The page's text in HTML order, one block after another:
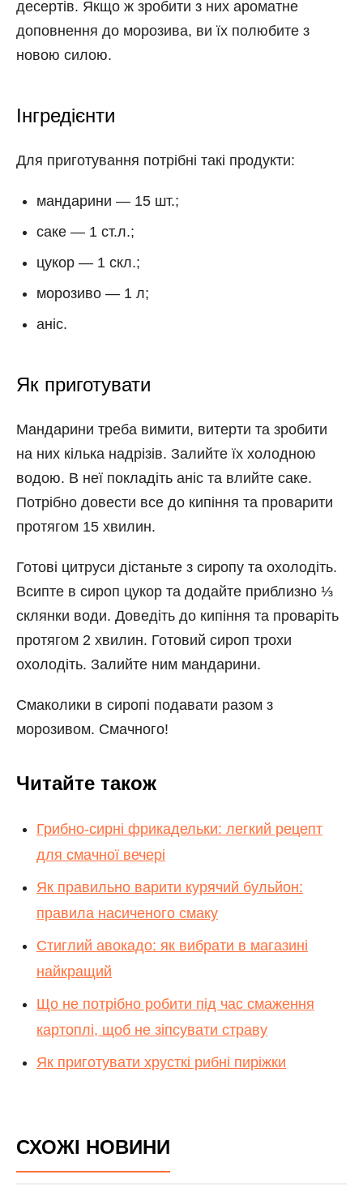
десертів. Якщо ж зробити з них ароматне
доповнення до морозива, ви їх полюбите з
новою силою.
Інгредієнти
Для приготування потрібні такі продукти:
мандарини — 15 шт.;
саке — 1 ст.л.;
цукор — 1 скл.;
морозиво — 1 л;
аніс.
Як приготувати
Мандарини треба вимити, витерти та зробити
на них кілька надрізів. Залийте їх холодною
водою. В неї покладіть аніс та влийте саке.
Потрібно довести все до кипіння та проварити
протягом 15 хвилин.
Готові цитруси дістаньте з сиропу та охолодіть.
Всипте в сироп цукор та додайте приблизно ⅓
склянки води. Доведіть до кипіння та проваріть
протягом 2 хвилин. Готовий сироп трохи
охолодіть. Залийте ним мандарини.
Смаколики в сиропі подавати разом з
морозивом. Смачного!
Читайте також
Грибно-сирні фрикадельки: легкий рецепт
для смачної вечері
Як правильно варити курячий бульйон:
правила насиченого смаку
Стиглий авокадо: як вибрати в магазині
найкращий
Що не потрібно робити під час смаження
картоплі, щоб не зіпсувати страву
Як приготувати хрусткі рибні пиріжки
СХОЖІ НОВИНИ